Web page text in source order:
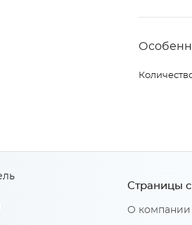
Страницы
О компании